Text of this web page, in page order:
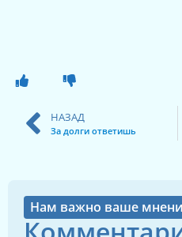
НАЗАД
За долги ответишь
Нам важно ваше